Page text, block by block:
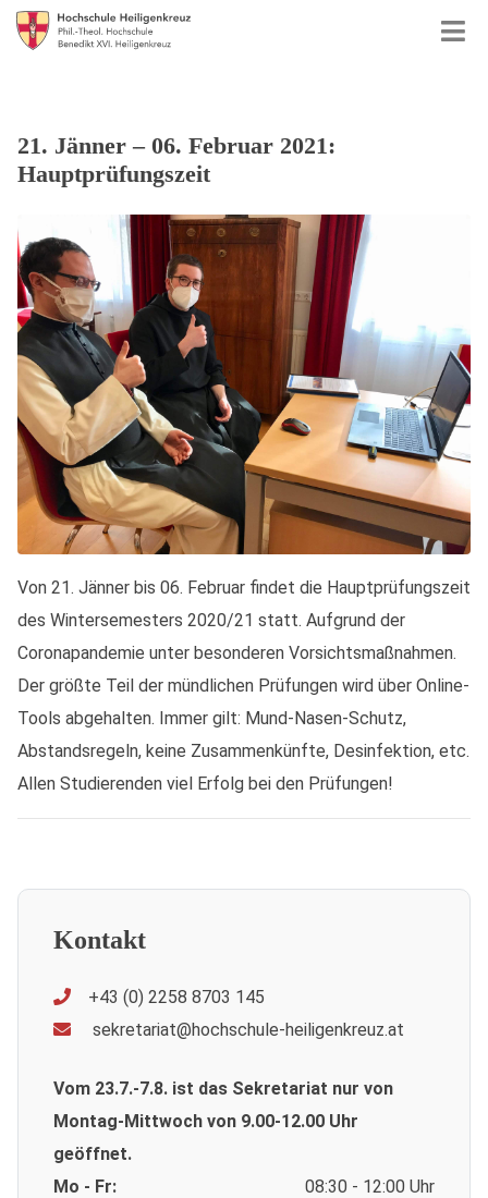
21. Jänner – 06. Februar 2021:
Hauptprüfungszeit
Von 21. Jänner bis 06. Februar findet die Hauptprüfungszeit
des Wintersemesters 2020/21 statt. Aufgrund der
Coronapandemie unter besonderen Vorsichtsmaßnahmen.
Der größte Teil der mündlichen Prüfungen wird über Online-
Tools abgehalten. Immer gilt: Mund-Nasen-Schutz,
Abstandsregeln, keine Zusammenkünfte, Desinfektion, etc.
Allen Studierenden viel Erfolg bei den Prüfungen!
Kontakt
+43 (0) 2258 8703 145
sekretariat@hochschule-heiligenkreuz.at
Vom 23.7.-7.8. ist das Sekretariat nur von
Montag-Mittwoch von 9.00-12.00 Uhr
geöffnet.
Mo - Fr:
08:30 - 12:00 Uhr